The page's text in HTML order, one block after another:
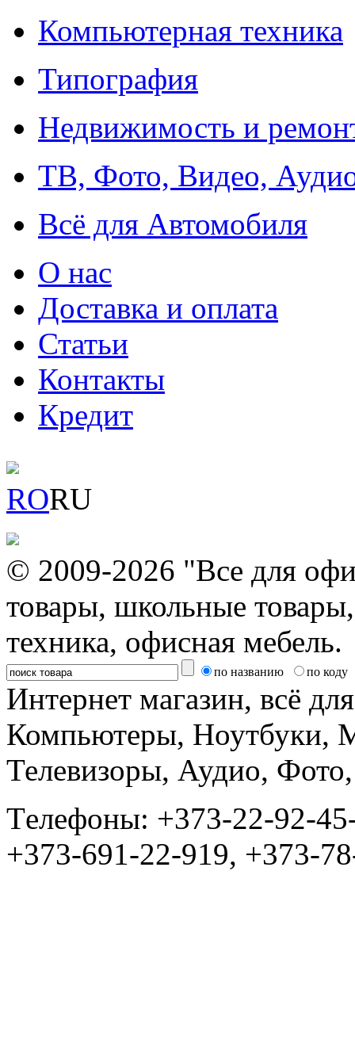
Компьютерная техника
Типография
Недвижимость и
ТВ, Фото, Видео,
Всё для Автомобиля
О нас
Доставка и оплата
Статьи
Контакты
Кредит
RORU
© 2009-2026 "Все для
товары, школьные
техника, офисная мебель.
по названию по коду
Интернет магазин, всё
Компьютеры, Ноутбуки,
Телевизоры, Аудио,
Tелефоны: +373-22-92-
+373-691-22-919, +373-